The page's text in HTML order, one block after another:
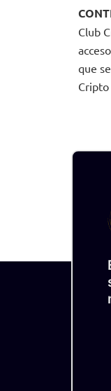
Club
que